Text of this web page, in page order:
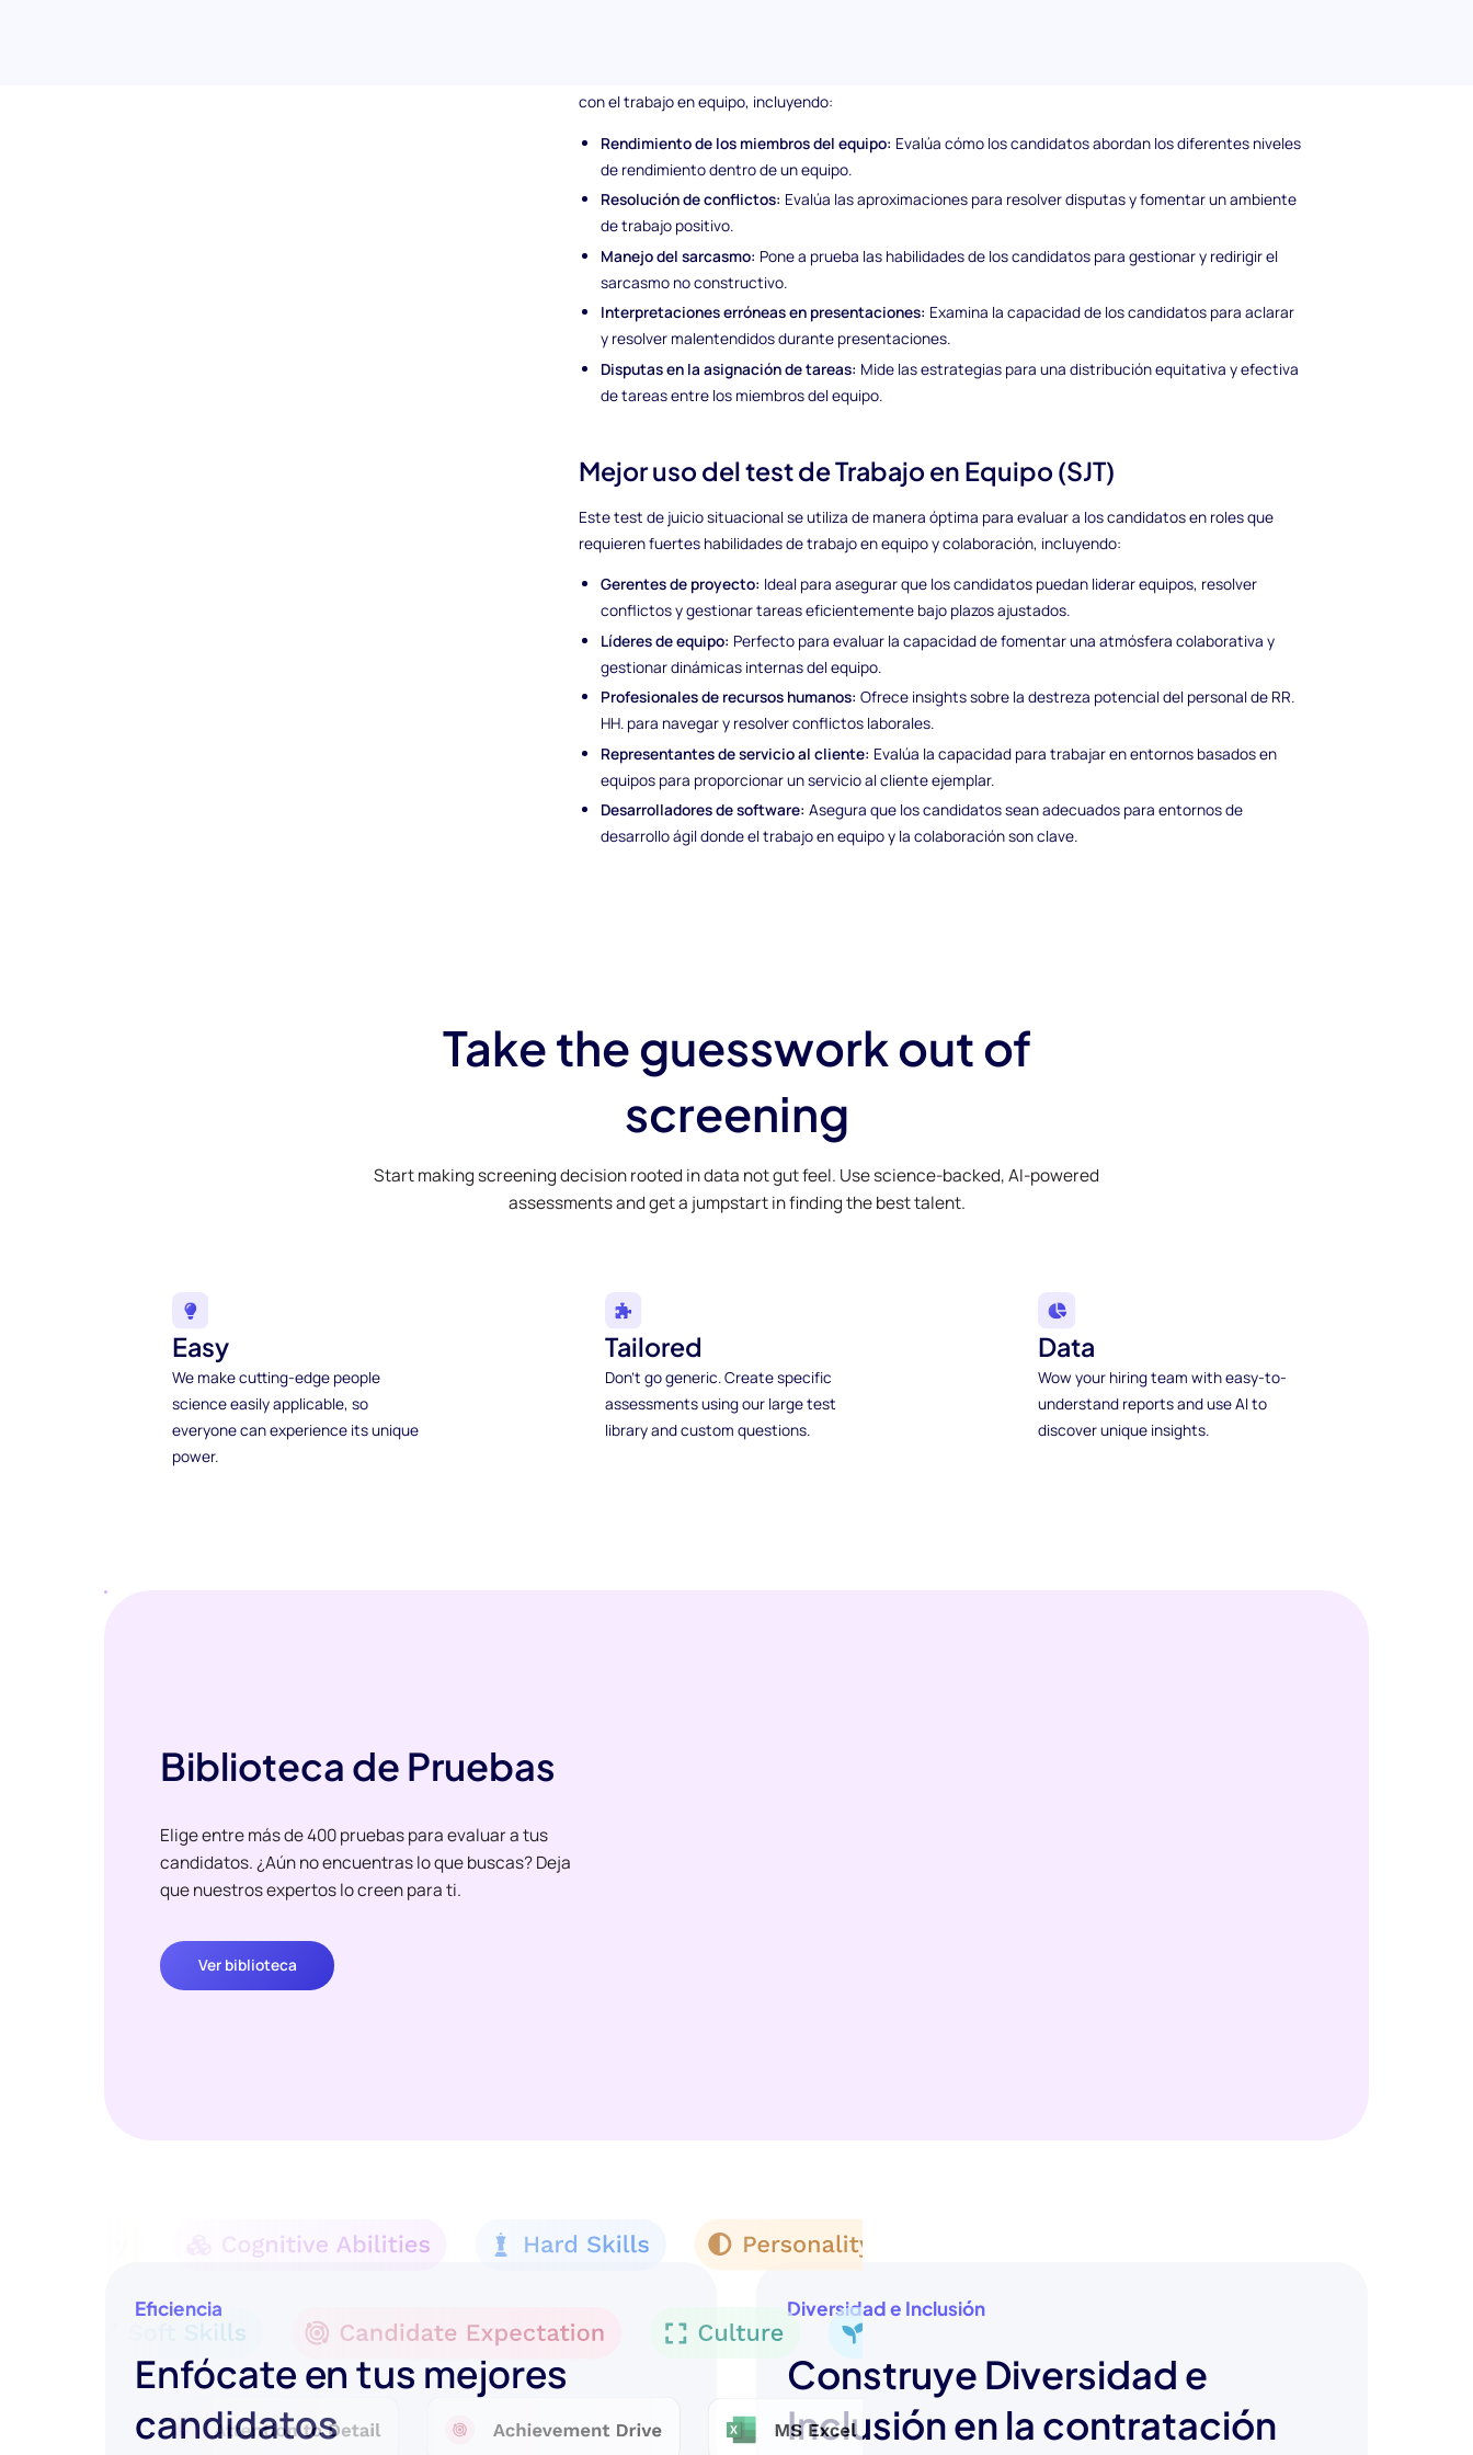
con el trabajo en equipo, incluyendo:
Rendimiento de los miembros del equipo: Evalúa cómo los candidatos abordan los diferentes niveles
de rendimiento dentro de un equipo.
Resolución de conflictos: Evalúa las aproximaciones para resolver disputas y fomentar un ambiente
de trabajo positivo.
Manejo del sarcasmo: Pone a prueba las habilidades de los candidatos para gestionar y redirigir el
sarcasmo no constructivo.
Interpretaciones erróneas en presentaciones: Examina la capacidad de los candidatos para aclarar
y resolver malentendidos durante presentaciones.
Disputas en la asignación de tareas: Mide las estrategias para una distribución equitativa y efectiva
de tareas entre los miembros del equipo.
Mejor uso del test de Trabajo en Equipo (SJT)
Este test de juicio situacional se utiliza de manera óptima para evaluar a los candidatos en roles que
requieren fuertes habilidades de trabajo en equipo y colaboración, incluyendo:
Gerentes de proyecto: Ideal para asegurar que los candidatos puedan liderar equipos, resolver
conflictos y gestionar tareas eficientemente bajo plazos ajustados.
Líderes de equipo: Perfecto para evaluar la capacidad de fomentar una atmósfera colaborativa y
gestionar dinámicas internas del equipo.
Profesionales de recursos humanos: Ofrece insights sobre la destreza potencial del personal de RR.
HH. para navegar y resolver conflictos laborales.
Representantes de servicio al cliente: Evalúa la capacidad para trabajar en entornos basados en
equipos para proporcionar un servicio al cliente ejemplar.
Desarrolladores de software: Asegura que los candidatos sean adecuados para entornos de
desarrollo ágil donde el trabajo en equipo y la colaboración son clave.
Take the guesswork out of
screening
Start making screening decision rooted in data not gut feel. Use science-backed, AI-powered
assessments and get a jumpstart in finding the best talent.
Easy
We make cutting-edge people
science easily applicable, so
everyone can experience its unique
power.
Tailored
Don't go generic. Create specific
assessments using our large test
library and custom questions.
Data
Wow your hiring team with easy-to-
understand reports and use AI to
discover unique insights.
Biblioteca de Pruebas
Elige entre más de 400 pruebas para evaluar a tus
candidatos. ¿Aún no encuentras lo que buscas? Deja
que nuestros expertos lo creen para ti.
Ver biblioteca
Eficiencia
Enfócate en tus mejores
candidatos
Diversidad e Inclusión
Construye Diversidad e
Inclusión en la contratación